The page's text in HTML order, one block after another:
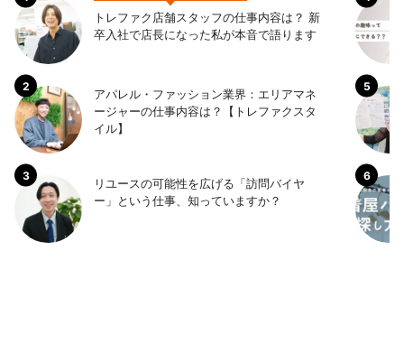
トレファク店舗スタッフの仕事内容は？ 新
卒入社で店長になった私が本音で語ります
アパレル・ファッション業界：エリアマネ
ージャーの仕事内容は？【トレファクスタ
イル】
リユースの可能性を広げる「訪問バイヤ
ー」という仕事、知っていますか？